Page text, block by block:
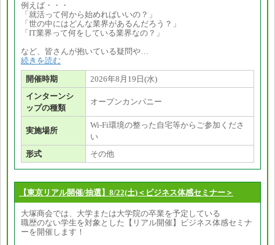
例えば・・・
「就活って何から始めればいいの？」
「世の中にはどんな業界があるんだろう？」
「IT業界って何をしている業界なの？」
など、皆さんが抱いている疑問や…
続きを読む
開催時期
2026年8月19日(水)
インターンシ
ップの種類
オープンカンパニー
実施場所
Wi-Fi環境の整った自宅等からご参加くださ
い
形式
その他
【東京リアル開催/抽選】8/22(土)＜ビジネス体感セミナー＞
大塚商会では、大学または大学院の卒業を予定している
職歴のない学生を対象とした【リアル開催】ビジネス体感セミナ
ーを開催します！